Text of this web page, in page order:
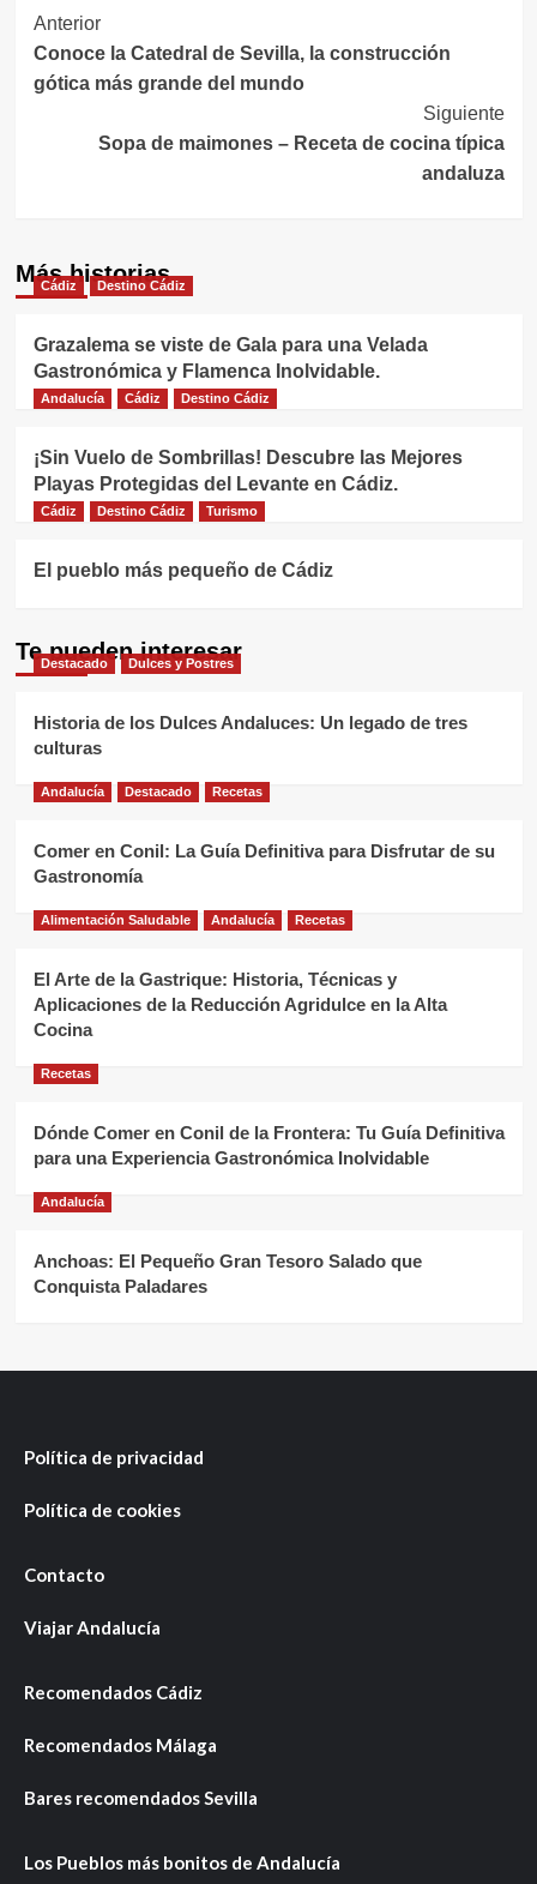
Navegación
de
entradas
Anterior
Conoce la Catedral de Sevilla, la construcción
gótica más grande del mundo
Siguiente
Sopa de maimones – Receta de cocina típica
andaluza
Más historias
Cádiz Destino Cádiz
Grazalema se viste de Gala para una Velada
Gastronómica y Flamenca Inolvidable.
Andalucía Cádiz Destino Cádiz
¡Sin Vuelo de Sombrillas! Descubre las Mejores
Playas Protegidas del Levante en Cádiz.
Cádiz Destino Cádiz Turismo
El pueblo más pequeño de Cádiz
Te pueden interesar
Destacado Dulces y Postres
Historia de los Dulces Andaluces: Un legado de tres
culturas
Andalucía Destacado Recetas
Comer en Conil: La Guía Definitiva para Disfrutar de su
Gastronomía
Alimentación Saludable Andalucía Recetas
El Arte de la Gastrique: Historia, Técnicas y
Aplicaciones de la Reducción Agridulce en la Alta
Cocina
Recetas
Dónde Comer en Conil de la Frontera: Tu Guía Definitiva
para una Experiencia Gastronómica Inolvidable
Andalucía
Anchoas: El Pequeño Gran Tesoro Salado que
Conquista Paladares
Política de privacidad
Política de cookies
Contacto
Viajar Andalucía
Recomendados Cádiz
Recomendados Málaga
Bares recomendados Sevilla
Los Pueblos más bonitos de Andalucía